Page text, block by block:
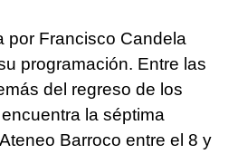
por Francisco Candela
programación. Entre las
del regreso de los
la séptima
Barroco entre el 8 y